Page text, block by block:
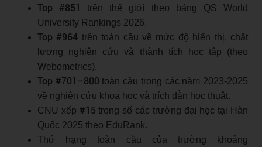
Top #851
trên thế giới theo bảng QS World
University Rankings 2026.
Top #964 trên toàn cầu về mức độ hiển thị, chất
lượng nghiên cứu và thành tích học tập (theo
Webometrics).
Top #701–800 toàn cầu trong các năm 2023-2025
về nghiên cứu khoa học và trích dẫn học thuật.
CNU xếp #15 trong số các trường đại học tại Hàn
Quốc 2025 theo EduRank.
Thứ hạng toàn cầu của trường khoảng